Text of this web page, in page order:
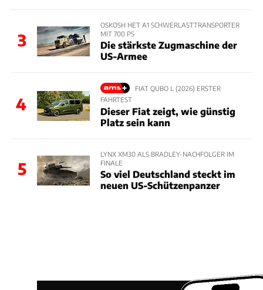
3
OSKOSH HET A1 SCHWERLASTTRANSPORTER
MIT 700 PS
Die stärkste Zugmaschine der
US-Armee
4
FIAT QUBO L (2026) ERSTER
FAHRTEST
Dieser Fiat zeigt, wie günstig
Platz sein kann
5
LYNX XM30 ALS BRADLEY-NACHFOLGER IM
FINALE
So viel Deutschland steckt im
neuen US-Schützenpanzer